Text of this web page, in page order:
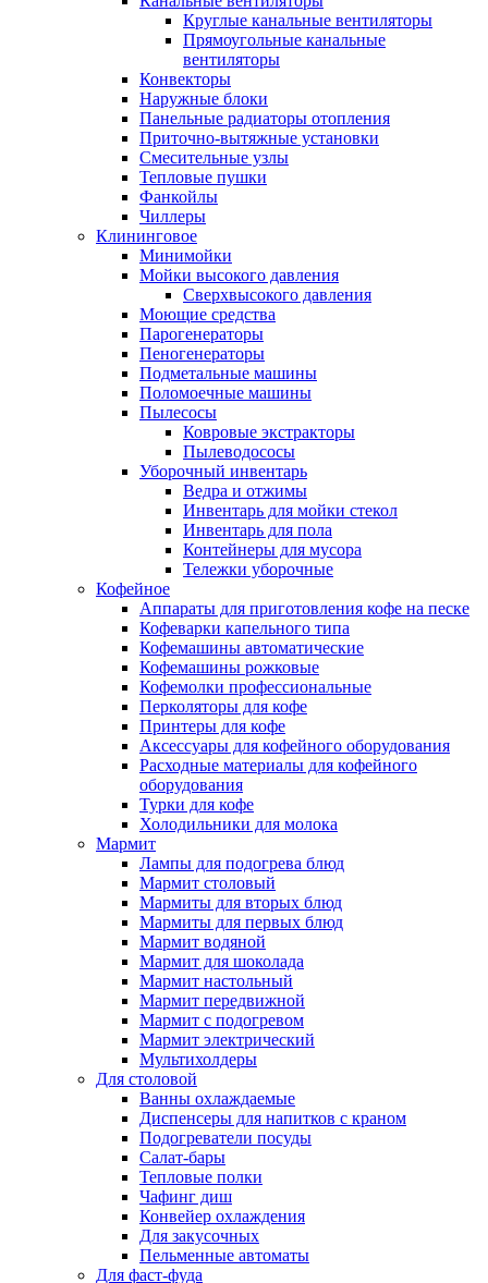
Круглые канальные вентиляторы
Прямоугольные канальные
вентиляторы
Конвекторы
Наружные блоки
Панельные радиаторы отопления
Приточно-вытяжные установки
Смесительные узлы
Тепловые пушки
Фанкойлы
Чиллеры
Клининговое
Минимойки
Мойки высокого давления
Сверхвысокого давления
Моющие средства
Парогенераторы
Пеногенераторы
Подметальные машины
Поломоечные машины
Пылесосы
Ковровые экстракторы
Пылеводососы
Уборочный инвентарь
Ведра и отжимы
Инвентарь для мойки стекол
Инвентарь для пола
Контейнеры для мусора
Тележки уборочные
Кофейное
Аппараты для приготовления кофе на песке
Кофеварки капельного типа
Кофемашины автоматические
Кофемашины рожковые
Кофемолки профессиональные
Перколяторы для кофе
Принтеры для кофе
Аксессуары для кофейного оборудования
Расходные материалы для кофейного
оборудования
Турки для кофе
Холодильники для молока
Мармит
Лампы для подогрева блюд
Мармит столовый
Мармиты для вторых блюд
Мармиты для первых блюд
Мармит водяной
Мармит для шоколада
Мармит настольный
Мармит передвижной
Мармит с подогревом
Мармит электрический
Мультихолдеры
Для столовой
Ванны охлаждаемые
Диспенсеры для напитков с краном
Подогреватели посуды
Салат-бары
Тепловые полки
Чафинг диш
Конвейер охлаждения
Для закусочных
Пельменные автоматы
Для фаст-фуда